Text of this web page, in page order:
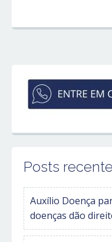
Posts
Auxílio Doença
doenças dão